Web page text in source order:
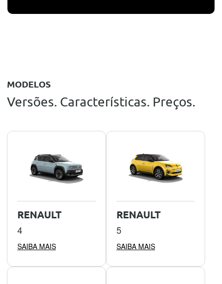
MODELOS
Versões. Características. Preços.
RENAULT
4
SAIBA MAIS
RENAULT
5
SAIBA MAIS